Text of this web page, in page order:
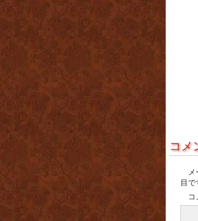
コメ
メ
目で
コ